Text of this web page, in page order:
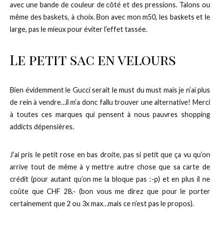
avec une bande de couleur de côté et des pressions. Talons ou
même des baskets, à choix. Bon avec mon m50, les baskets et le
large, pas le mieux pour éviter l’effet tassée.
Le petit sac en velours
Bien évidemment le Gucci serait le must du must mais je n’ai plus
de rein à vendre…il m’a donc fallu trouver une alternative! Merci
à toutes ces marques qui pensent à nous pauvres shopping
addicts dépensières.
J’ai pris le petit rose en bas droite, pas si petit que ça vu qu’on
arrive tout de même à y mettre autre chose que sa carte de
crédit (pour autant qu’on me la bloque pas :-p) et en plus il ne
coûte que CHF 28.- (bon vous me direz que pour le porter
certainement que 2 ou 3x max…mais ce n’est pas le propos).